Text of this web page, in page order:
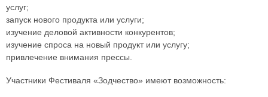
услуг;
запуск нового продукта или услуги;
изучение деловой активности конкурентов;
изучение спроса на новый продукт или услугу;
привлечение внимания прессы.
Участники Фестиваля «Зодчество» имеют возможность: